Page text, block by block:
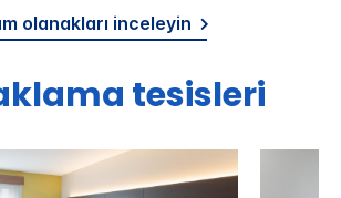
olanakları inceleyin
tesisleri